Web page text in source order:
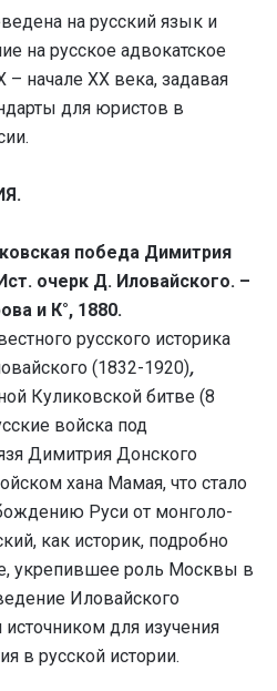
на русский язык и
на русское адвокатское
начале XX века, задавая
для юристов в
победа Димитрия
очерк Д. Иловайского. –
и К°, 1880.
русского историка
(1832-1920),
Куликовской битве (8
войска под
Димитрия Донского
хана Мамая, что стало
Руси от монголо-
как историк, подробно
укрепившее роль Москвы в
Иловайского
для изучения
в русской истории.